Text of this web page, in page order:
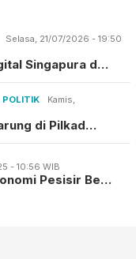
Selasa, 21/07/2026 - 19:50
Singapura d…
POLITIK
Kamis,
di Pilkad…
- 10:56 WIB
Pesisir Be…